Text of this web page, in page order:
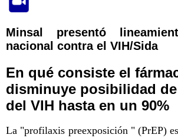
Minsal presentó
nacional contra el VIH/Sida
En qué consiste el
disminuye posibilidad
del VIH hasta en un 90%
La "profilaxis preexposición " (PrEP)